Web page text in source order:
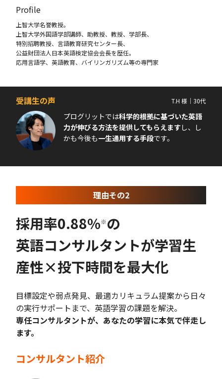
Profile
上智大学名誉教授。
上智大学外国語学部講師、助教授、教授、学部長、
特別招聘教授、言語教育研究センター長、
公益財団法人日本英語検定協会会長を歴任。
応用言語学、英語教育、バイリンガリズム等の専門家
受講生の声 T.H 様｜30代
プログリットでは科学的根拠に基づいた英語
力が伸びる方法を提供してもらえます し、し
かも今後も一生通用する手段です。
理由その2
採用率0.88%※の
英語コンサルタントが学習生
産性×投下時間を最大化
目標設定や弱点発見、最適カリキュラム提案から日々
の実行サポートまで、英語学習の課題を解決。
専任コンサルタントが、あなたの学習に本気で伴走し
ます。
コンサルタント紹介